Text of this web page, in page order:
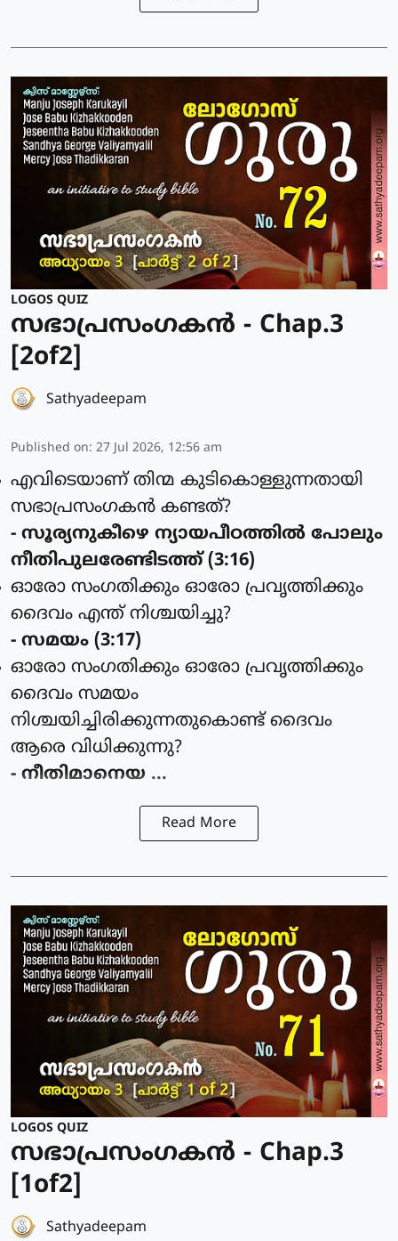
LOGOS QUIZ
സഭാപ്രസംഗകൻ - Chap.3
[2of2]
Sathyadeepam
Published on: 27 Jul 2026, 12:56 am
എവിടെയാണ് തിന്മ കുടികൊള്ളുന്നതായി
സഭാപ്രസംഗകന്‍ കണ്ടത്?
- സൂര്യനുകീഴെ ന്യായപീഠത്തില്‍ പോലും
നീതിപുലരേണ്ടിടത്ത് (3:16)
ഓരോ സംഗതിക്കും ഓരോ പ്രവൃത്തിക്കും
ദൈവം എന്ത് നിശ്ചയിച്ചു?
- സമയം (3:17)
ഓരോ സംഗതിക്കും ഓരോ പ്രവൃത്തിക്കും
ദൈവം സമയം
നിശ്ചയിച്ചിരിക്കുന്നതുകൊണ്ട് ദൈവം
ആരെ വിധിക്കുന്നു?
- നീതിമാനെയ ...
Read More
LOGOS QUIZ
സഭാപ്രസംഗകൻ - Chap.3
[1of2]
Sathyadeepam